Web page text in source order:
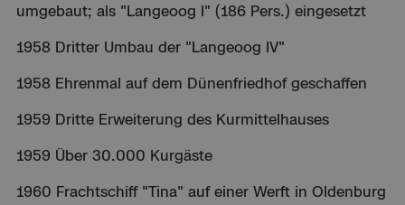
umgebaut; als "Langeoog I" (186 Pers.) eingesetzt
1958 Dritter Umbau der "Langeoog IV"
1958 Ehrenmal auf dem Dünenfriedhof geschaffen
1959 Dritte Erweiterung des Kurmittelhauses
1959 Über 30.000 Kurgäste
1960 Frachtschiff "Tina" auf einer Werft in Oldenburg